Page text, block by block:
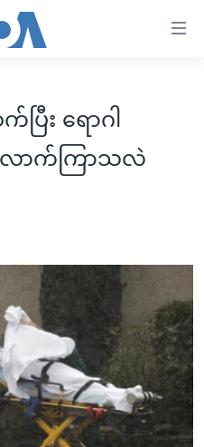
ား
ြီး ရောဂါ
ောက်ကြာသလဲ